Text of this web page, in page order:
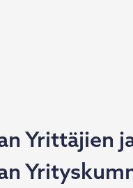
Yrittäjien